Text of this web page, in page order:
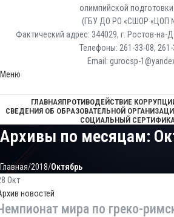
олимпийской
(ГБУ ДО РО «СШОР «ЦОП
Фактический адрес: 344029, г. Ростов-на-
Телефоны: 261-33-08, 261-
Email: gurocsp-
Меню
ГЛАВНАЯПРОТИВОДЕЙСТВИЕ
СВЕДЕНИЯ ОБ ОБРАЗОВАТЕЛЬНОЙ
СОЦИАЛЬНЫЙ
Архивы по месяцам:
Главная 2018 Октябрь
Окт
новостей
мира по греко-